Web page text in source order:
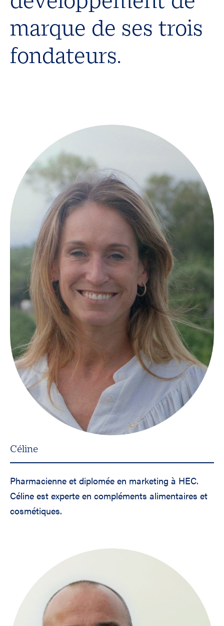
marque de ses trois
fondateurs.
Céline
Pharmacienne et diplomée en marketing à HEC.
Céline est experte en compléments alimentaires et
cosmétiques.